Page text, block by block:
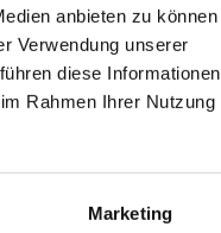
anbieten zu können
Verwendung unserer
diese Informationen
Rahmen Ihrer Nutzung
Marketing